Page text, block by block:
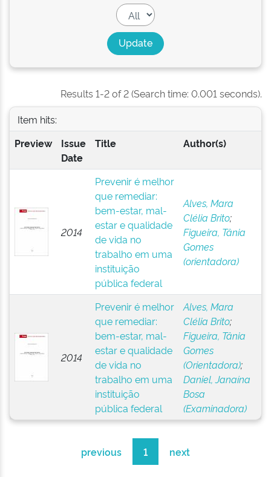
Results 1-2 of 2 (Search time: 0.001 seconds).
Item hits:
Preview
Issue
Date
Title Author(s)
2014
Prevenir é melhor
que remediar:
bem-estar, mal-
estar e qualidade
de vida no
trabalho em uma
instituição
pública federal
Alves, Mara
Clélia Brito;
Figueira, Tânia
Gomes
(orientadora)
2014
Prevenir é melhor
que remediar:
bem-estar, mal-
estar e qualidade
de vida no
trabalho em uma
instituição
pública federal
Alves, Mara
Clélia Brito;
Figueira, Tânia
Gomes
(Orientadora);
Daniel, Janaína
Bosa
(Examinadora)
previous 1 next